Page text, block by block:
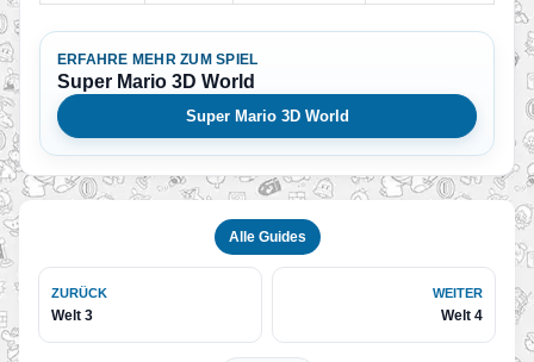
ERFAHRE MEHR ZUM SPIEL
Super Mario 3D World
Super Mario 3D World
Alle Guides
ZURÜCK
Welt 3
WEITER
Welt 4